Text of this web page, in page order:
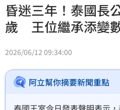
昏迷三年！泰國長
歲 王位繼承添變
2026/06/12 09:34:00
阿立幫你摘要新聞重點